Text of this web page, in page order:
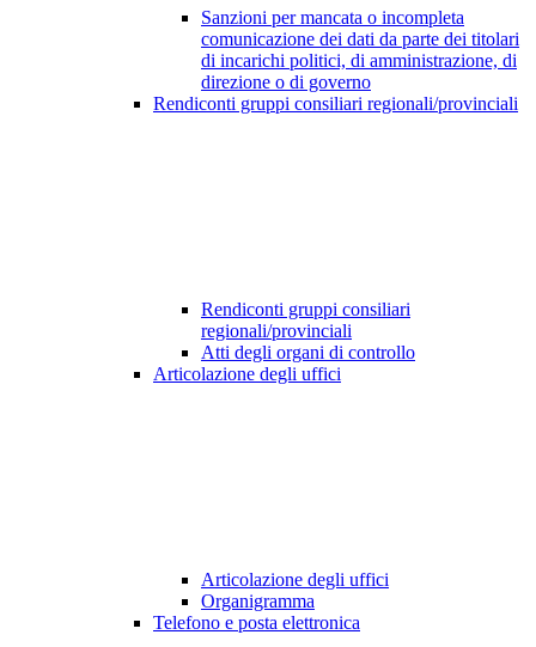
Sanzioni per mancata o incompleta
comunicazione dei dati da parte dei titolari
di incarichi politici, di amministrazione, di
direzione o di governo
Rendiconti gruppi consiliari regionali/provinciali
Rendiconti gruppi consiliari
regionali/provinciali
Atti degli organi di controllo
Articolazione degli uffici
Articolazione degli uffici
Organigramma
Telefono e posta elettronica